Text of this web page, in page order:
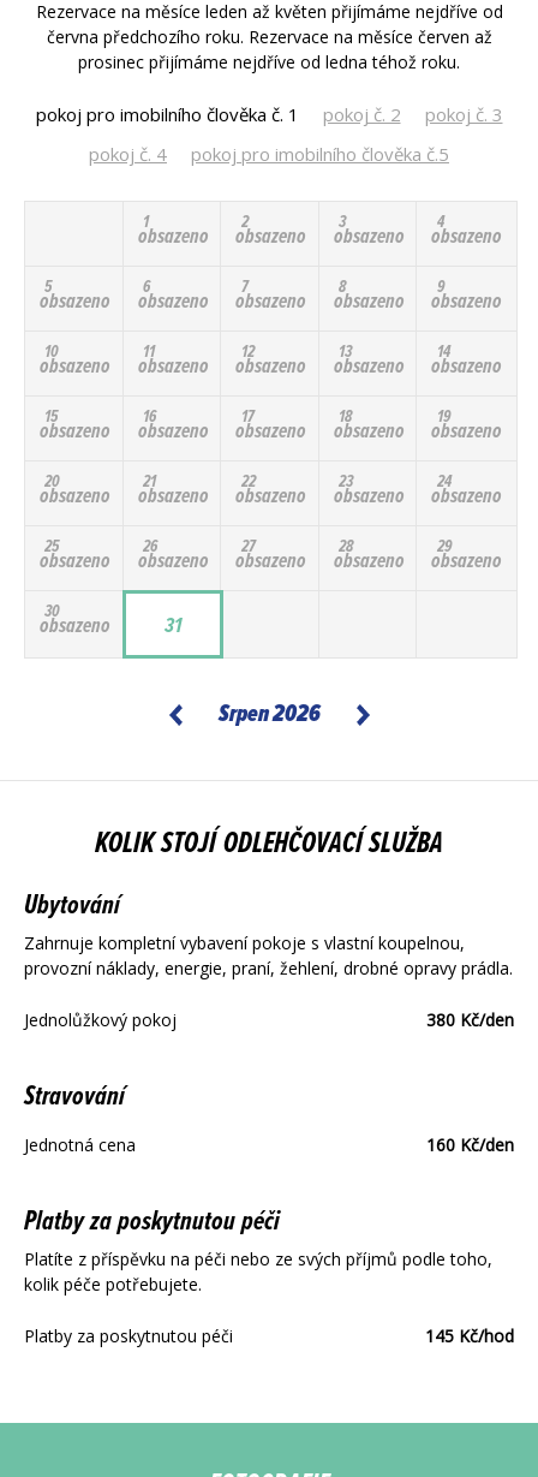
Rezervace na měsíce leden až květen přijímáme nejdříve od
června předchozího roku. Rezervace na měsíce červen až
prosinec přijímáme nejdříve od ledna téhož roku.
pokoj pro imobilního člověka č. 1 pokoj č. 2
pokoj č. 3
pokoj č. 4
pokoj pro imobilního člověka č.5
obsazeno
1 obsazeno
2 obsazeno
3 obsazeno
4
obsazeno
5 obsazeno
6 obsazeno
7 obsazeno
8 obsazeno
9
obsazeno
10 obsazeno
11 obsazeno
12 obsazeno
13 obsazeno
14
obsazeno
15 obsazeno
16 obsazeno
17 obsazeno
18 obsazeno
19
obsazeno
20 obsazeno
21 obsazeno
22 obsazeno
23 obsazeno
24
obsazeno
25 obsazeno
26 obsazeno
27 obsazeno
28 obsazeno
29
obsazeno
30 31
Srpen 2026
KOLIK STOJÍ ODLEHČOVACÍ SLUŽBA
Ubytování
Zahrnuje kompletní vybavení pokoje s vlastní koupelnou,
provozní náklady, energie, praní, žehlení, drobné opravy prádla.
Jednolůžkový pokoj 380 Kč/den
Stravování
Jednotná cena 160 Kč/den
Platby za poskytnutou péči
Platíte z příspěvku na péči nebo ze svých příjmů podle toho,
kolik péče potřebujete.
Platby za poskytnutou péči 145 Kč/hod